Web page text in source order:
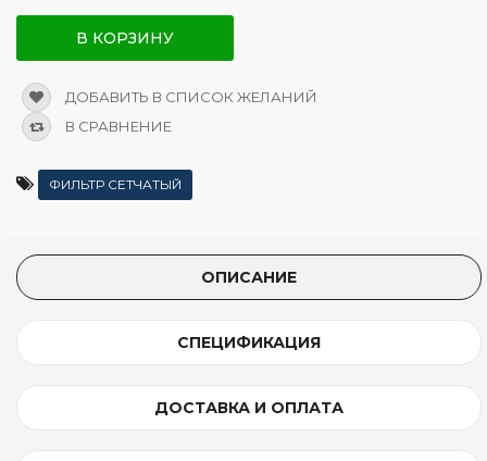
В КОРЗИНУ
ДОБАВИТЬ В СПИСОК ЖЕЛАНИЙ
В СРАВНЕНИЕ
ФИЛЬТР СЕТЧАТЫЙ
ОПИСАНИЕ
СПЕЦИФИКАЦИЯ
ДОСТАВКА И ОПЛАТА